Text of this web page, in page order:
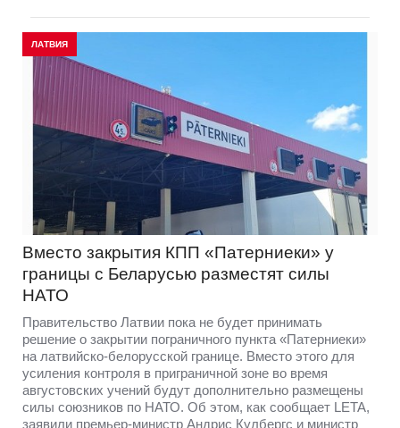
ЛАТВИЯ
Вместо закрытия КПП «Патерниеки» у
границы с Беларусью разместят силы
НАТО
Правительство Латвии пока не будет принимать
решение о закрытии пограничного пункта «Патерниеки»
на латвийско-белорусской границе. Вместо этого для
усиления контроля в приграничной зоне во время
августовских учений будут дополнительно размещены
силы союзников по НАТО. Об этом, как сообщает LETA,
заявили премьер-министр Андрис Кулбергс и министр